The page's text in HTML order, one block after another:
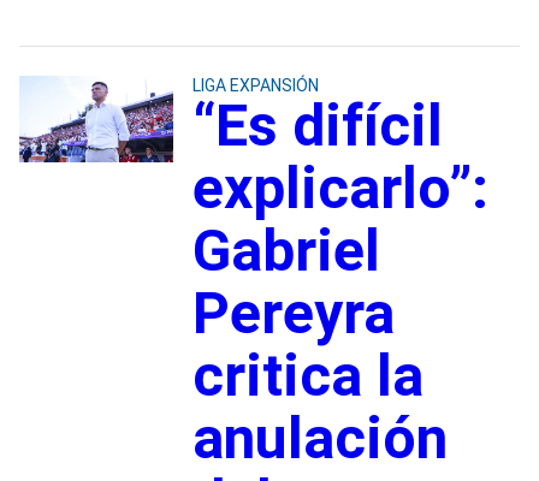
LIGA EXPANSIÓN
“Es difícil
explicarlo”:
Gabriel
Pereyra
critica la
anulación